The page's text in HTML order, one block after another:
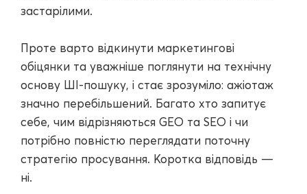
застарілими.
Проте варто відкинути маркетингові
обіцянки та уважніше поглянути на технічну
основу ШІ-пошуку, і стає зрозуміло: ажіотаж
значно перебільшений. Багато хто запитує
себе, чим відрізняються GEO та SEO і чи
потрібно повністю переглядати поточну
стратегію просування. Коротка відповідь —
ні.